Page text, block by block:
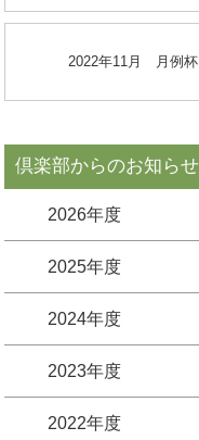
2022年11月 月例杯
倶楽部からのお知らせ
2026年度
2025年度
2024年度
2023年度
2022年度